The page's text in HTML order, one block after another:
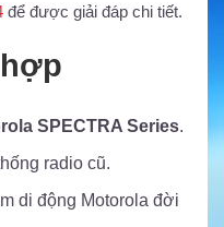
để được giải đáp chi tiết.
SPECTRA Series.
radio cũ.
di động Motorola đời